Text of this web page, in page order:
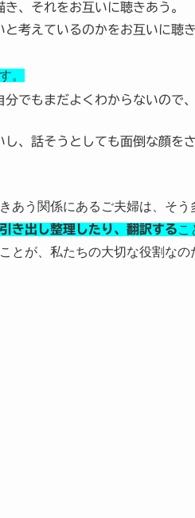
、それをお互いに聴きあう。
考えているのかをお互いに聴き
。
でもまだよくわからないので
、話そうとしても面倒な顔を
あう関係にあるご夫婦は、そう
き出し整理したり、翻訳するこ
ことが、私たちの大切な役割なの